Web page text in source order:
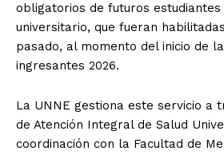
obligatorios de futuros
universitario, que fueran
pasado, al momento del inicio de
ingresantes 2026.
La UNNE gestiona este servicio a
de Atención Integral de Salud
coordinación con la Facultad de